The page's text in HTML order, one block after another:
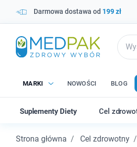
Darmowa dostawa od 199 zł
MARKI NOWOŚCI BLOG
Suplementy Diety Cel
Strona główna Cel zdrowotny